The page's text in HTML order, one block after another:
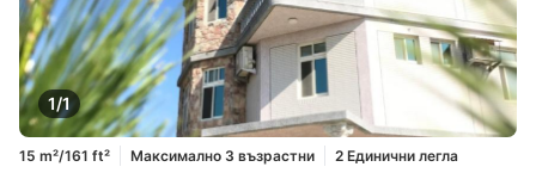
1/1
15 m²/161 ft² Максимално 3 възрастни 2 Единични легла